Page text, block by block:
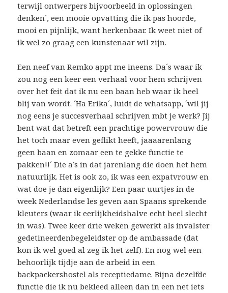
terwijl ontwerpers bijvoorbeeld in oplossingen
denken´, een mooie opvatting die ik pas hoorde,
mooi en pijnlijk, want herkenbaar. Ik weet niet of
ik wel zo graag een kunstenaar wil zijn.
Een neef van Remko appt me ineens. Da´s waar ik
zou nog een keer een verhaal voor hem schrijven
over het feit dat ik nu een baan heb waar ik heel
blij van wordt. ´Ha Erika´, luidt de whatsapp, ´wil jij
nog eens je succesverhaal schrijven mbt je werk? Jij
bent wat dat betreft een prachtige powervrouw die
het toch maar even geflikt heeft, jaaaarenlang
geen baan en zomaar een te gekke functie te
pakken!!´ Die a’s in dat jarenlang die doen het hem
natuurlijk. Het is ook zo, ik was een expatvrouw en
wat doe je dan eigenlijk? Een paar uurtjes in de
week Nederlandse les geven aan Spaans sprekende
kleuters (waar ik eerlijkheidshalve echt heel slecht
in was). Twee keer drie weken gewerkt als invalster
gedetineerdenbegeleidster op de ambassade (dat
kon ik wel goed al zeg ik het zelf). En nog wel een
behoorlijk tijdje aan de arbeid in een
backpackershostel als receptiedame. Bijna dezelfde
functie die ik nu bekleed alleen dan in een net iets